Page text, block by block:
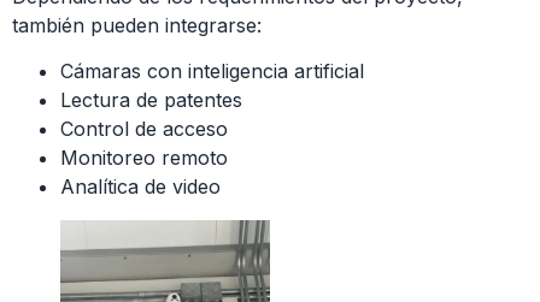
también pueden integrarse:
Cámaras con inteligencia artificial
Lectura de patentes
Control de acceso
Monitoreo remoto
Analítica de video